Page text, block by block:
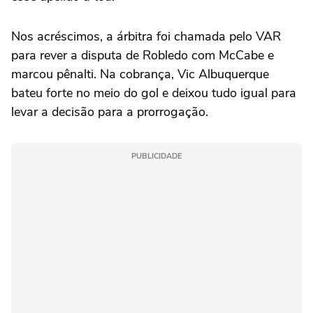
Nos acréscimos, a árbitra foi chamada pelo VAR
para rever a disputa de Robledo com McCabe e
marcou pênalti. Na cobrança, Vic Albuquerque
bateu forte no meio do gol e deixou tudo igual para
levar a decisão para a prorrogação.
PUBLICIDADE